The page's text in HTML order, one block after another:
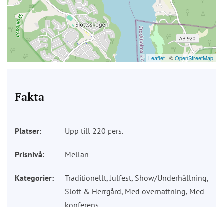
Leaflet | ©OpenStreetMap
Fakta
Platser: Upp till 220 pers.
Prisnivå: Mellan
Kategorier:
Traditionellt, Julfest, Show/Underhållning,
Slott & Herrgård, Med övernattning, Med
konferens